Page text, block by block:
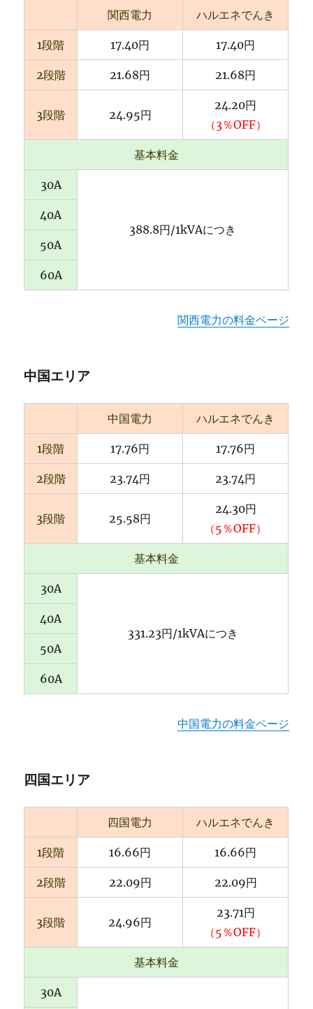
関西電力 ハルエネでんき
1段階 17.40円 17.40円
2段階 21.68円 21.68円
3段階 24.95円
24.20円
（3％OFF）
基本料金
30A
388.8円/1kVAにつき
40A
50A
60A
関西電力の料金ページ
中国エリア
中国電力 ハルエネでんき
1段階 17.76円 17.76円
2段階 23.74円 23.74円
3段階 25.58円
24.30円
（5％OFF）
基本料金
30A
331.23円/1kVAにつき
40A
50A
60A
中国電力の料金ページ
四国エリア
四国電力 ハルエネでんき
1段階 16.66円 16.66円
2段階 22.09円 22.09円
3段階 24.96円
23.71円
（5％OFF）
基本料金
30A